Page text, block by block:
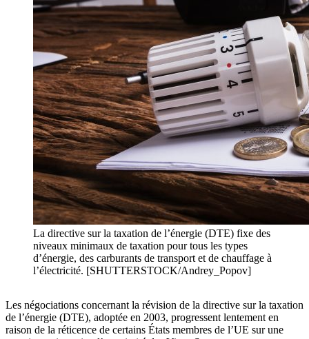
La directive sur la taxation de l’énergie (DTE) fixe des
niveaux minimaux de taxation pour tous les types
d’énergie, des carburants de transport et de chauffage à
l’électricité. [SHUTTERSTOCK/Andrey_Popov]
Les négociations concernant la révision de la directive sur la taxation
de l’énergie (DTE), adoptée en 2003, progressent lentement en
raison de la réticence de certains États membres de l’UE sur une